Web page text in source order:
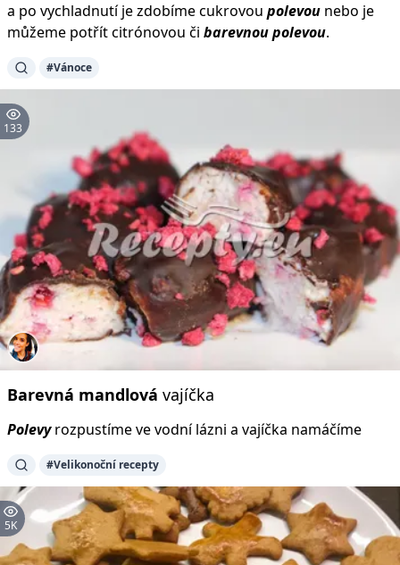
a po vychladnutí je zdobíme cukrovou polevou nebo je
můžeme potřít citrónovou či barevnoupolevou.
#Vánoce
133
Barevná mandlová vajíčka
Polevyrozpustíme ve vodní lázni a vajíčka namáčíme
#Velikonoční recepty
5K